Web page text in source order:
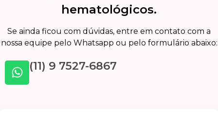
hematológicos.
Se ainda ficou com dúvidas, entre em contato com a
nossa equipe pelo Whatsapp ou pelo formulário abaixo:
(11) 9 7527-6867